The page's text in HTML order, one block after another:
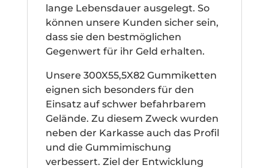
lange Lebensdauer ausgelegt. So
können unsere Kunden sicher sein,
dass sie den bestmöglichen
Gegenwert für ihr Geld erhalten.
Unsere 300X55,5X82 Gummiketten
eignen sich besonders für den
Einsatz auf schwer befahrbarem
Gelände. Zu diesem Zweck wurden
neben der Karkasse auch das Profil
und die Gummimischung
verbessert. Ziel der Entwicklung